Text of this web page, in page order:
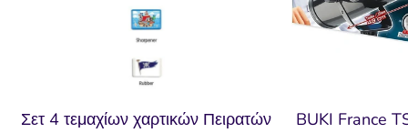
Σετ 4 τεμαχίων χαρτικών Πειρατών
BUKI France